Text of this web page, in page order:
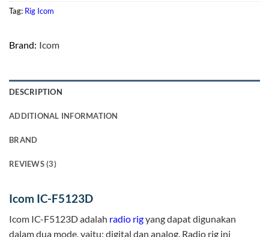
Tag: Rig Icom
Brand: Icom
DESCRIPTION
ADDITIONAL INFORMATION
BRAND
REVIEWS (3)
Icom IC-F5123D
Icom IC-F5123D adalah radio rigyang dapat digunakan
dalam dua mode, yaitu: digital dan analog. Radio rig ini